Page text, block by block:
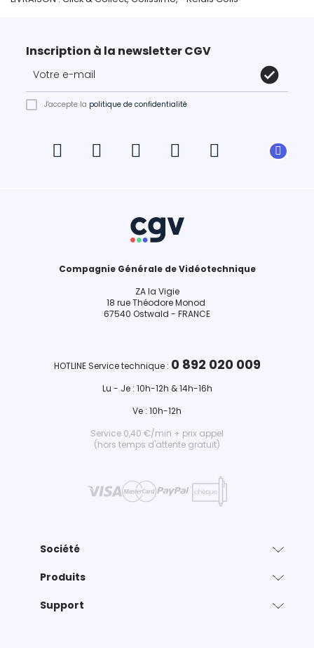
Inscription à la newsletter CGV
J'accepte la politique de confidentialité
Compagnie Générale de Vidéotechnique
ZA la Vigie
18 rue Théodore Monod
67540 Ostwald - FRANCE
HOTLINE Service technique : 0 892 020 009
Lu - Je : 10h-12h & 14h-16h
Ve : 10h-12h
Service 0,40 €/min + prix appel
(hors temps d'attente gratuit)
Société
Produits
Support